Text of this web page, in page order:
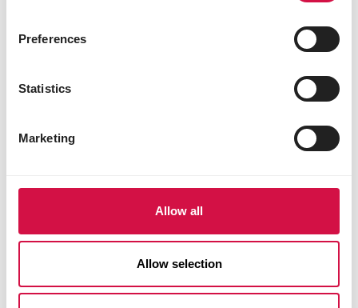
Preferences
Statistics
Marketing
Allow all
Allow selection